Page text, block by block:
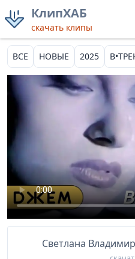
КлипХАБ
скачать клипы
ВСЕ НОВЫЕ 2025
Светлана